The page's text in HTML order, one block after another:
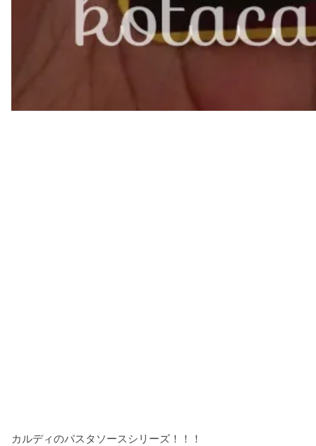
カルディのパスタソースシリーズ！！！